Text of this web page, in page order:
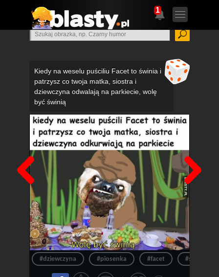
1
Kiedy na weselu puściliu Facet to świnia i
patrzysz co twoja matka, siostra i
dziewczyna odwalają na parkiecie, wolę
być świnią
Poprzedni
#dziewczyna #piosenka #facet #swinia